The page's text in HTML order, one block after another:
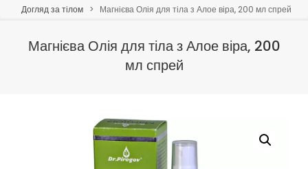
Menu
Догляд за тілом
> Магнієва Олія для тіла з Алое віра, 200 мл спрей
Магнієва Олія для тіла з Алое віра, 200
мл спрей